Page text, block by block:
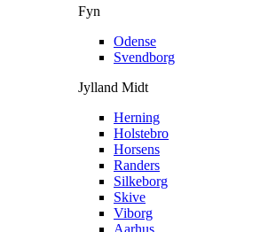
Fyn
Odense
Svendborg
Jylland Midt
Herning
Holstebro
Horsens
Randers
Silkeborg
Skive
Viborg
Aarhus